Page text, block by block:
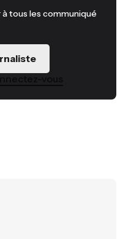
tous les communiqué